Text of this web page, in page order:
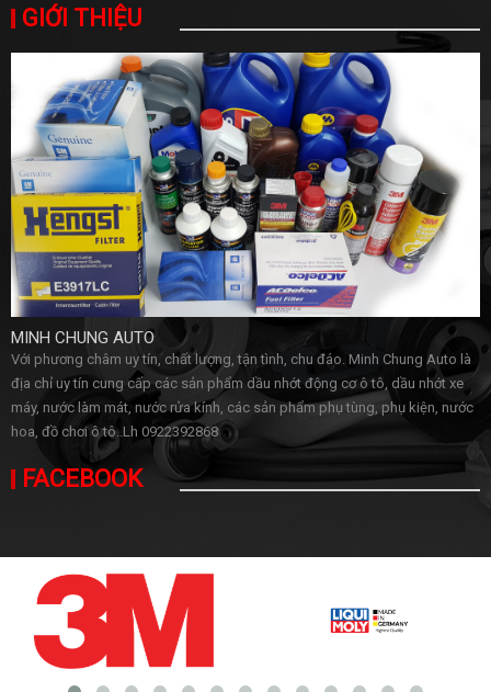
GIỚI THIỆU
MINH CHUNG AUTO
Với phương châm uy tín, chất lượng, tận tình, chu đáo. Minh Chung Auto là
địa chỉ uy tín cung cấp các sản phẩm dầu nhớt động cơ ô tô, dầu nhớt xe
máy, nước làm mát, nước rửa kính, các sản phẩm phụ tùng, phụ kiện, nước
hoa, đồ chơi ô tô..Lh 0922392868
FACEBOOK